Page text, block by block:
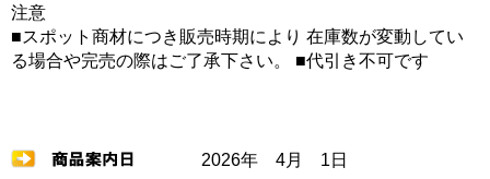
注意
■スポット商材につき販売時期により 在庫数が変動してい
る場合や完売の際はご了承下さい。 ■代引き不可です
2026年 4月 1日